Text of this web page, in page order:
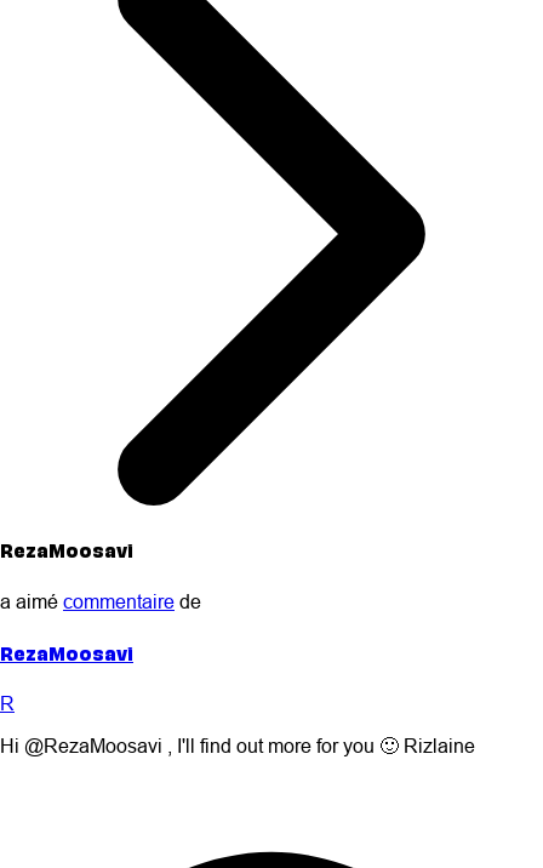
RezaMoosavi
a aimé commentaire de
RezaMoosavi
R
Hi @RezaMoosavi , I'll find out more for you 🙂 Rizlaine